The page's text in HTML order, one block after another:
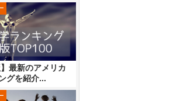
】最新のアメリカ
グを紹介...